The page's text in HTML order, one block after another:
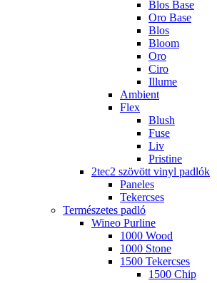
Blos Base
Oro Base
Blos
Bloom
Oro
Ciro
Illume
Ambient
Flex
Blush
Fuse
Liv
Pristine
2tec2 szövött vinyl padlók
Paneles
Tekercses
Természetes padló
Wineo Purline
1000 Wood
1000 Stone
1500 Tekercses
1500 Chip